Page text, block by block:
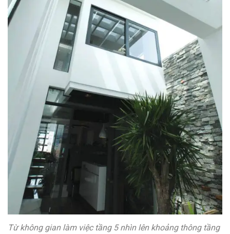
Từ không gian làm việc tầng 5 nhìn lên khoảng thông tầng